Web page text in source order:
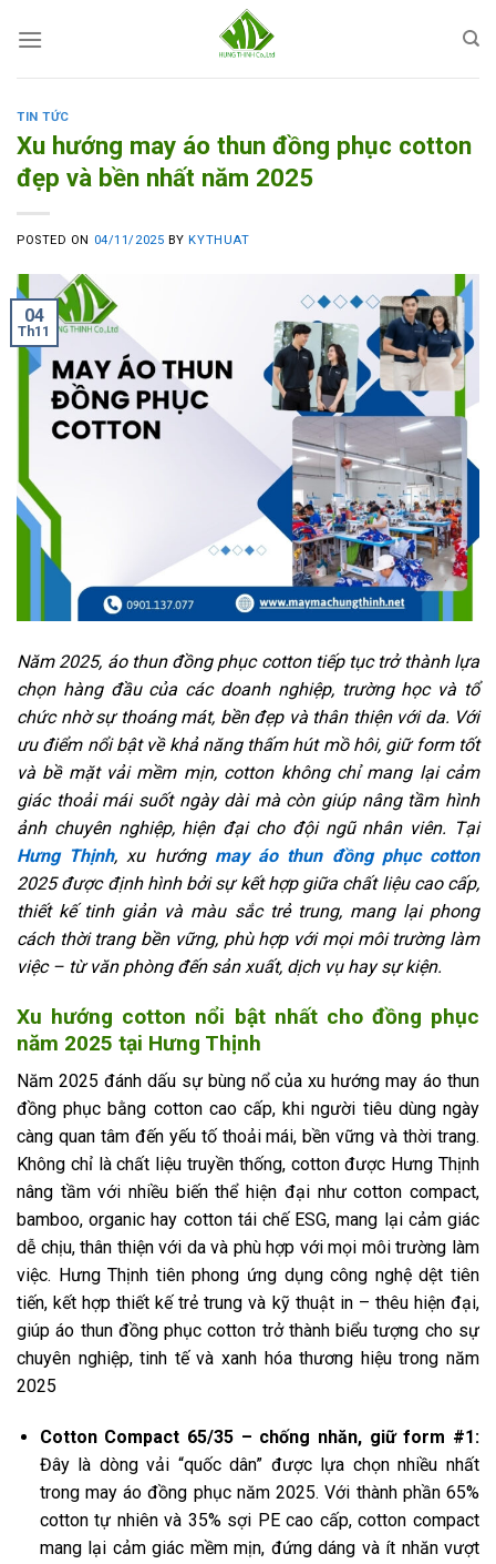
TIN TỨC
Xu hướng may áo thun đồng phục cotton
đẹp và bền nhất năm 2025
POSTED ON 04/11/2025 BYKYTHUAT
04
Th11
Năm 2025, áo thun đồng phục cotton tiếp tục trở thành lựa
chọn hàng đầu của các doanh nghiệp, trường học và tổ
chức nhờ sự thoáng mát, bền đẹp và thân thiện với da. Với
ưu điểm nổi bật về khả năng thấm hút mồ hôi, giữ form tốt
và bề mặt vải mềm mịn, cotton không chỉ mang lại cảm
giác thoải mái suốt ngày dài mà còn giúp nâng tầm hình
ảnh chuyên nghiệp, hiện đại cho đội ngũ nhân viên. Tại
Hưng Thịnh, xu hướng may áo thun đồng phục cotton
2025 được định hình bởi sự kết hợp giữa chất liệu cao cấp,
thiết kế tinh giản và màu sắc trẻ trung, mang lại phong
cách thời trang bền vững, phù hợp với mọi môi trường làm
việc – từ văn phòng đến sản xuất, dịch vụ hay sự kiện.
Xu hướng cotton nổi bật nhất cho đồng phục
năm 2025 tại Hưng Thịnh
Năm 2025 đánh dấu sự bùng nổ của xu hướng may áo thun
đồng phục bằng cotton cao cấp, khi người tiêu dùng ngày
càng quan tâm đến yếu tố thoải mái, bền vững và thời trang.
Không chỉ là chất liệu truyền thống, cotton được Hưng Thịnh
nâng tầm với nhiều biến thể hiện đại như cotton compact,
bamboo, organic hay cotton tái chế ESG, mang lại cảm giác
dễ chịu, thân thiện với da và phù hợp với mọi môi trường làm
việc. Hưng Thịnh tiên phong ứng dụng công nghệ dệt tiên
tiến, kết hợp thiết kế trẻ trung và kỹ thuật in – thêu hiện đại,
giúp áo thun đồng phục cotton trở thành biểu tượng cho sự
chuyên nghiệp, tinh tế và xanh hóa thương hiệu trong năm
2025
Cotton Compact 65/35 – chống nhăn, giữ form #1:
Đây là dòng vải “quốc dân” được lựa chọn nhiều nhất
trong may áo đồng phục năm 2025. Với thành phần 65%
cotton tự nhiên và 35% sợi PE cao cấp, cotton compact
mang lại cảm giác mềm mịn, đứng dáng và ít nhăn vượt